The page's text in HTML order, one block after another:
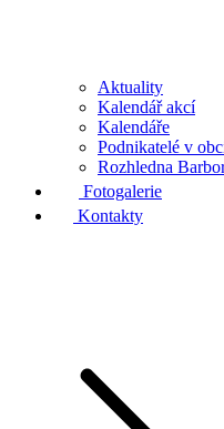
Aktuality
Kalendář akcí
Kalendáře
Podnikatelé v
Rozhledna
Fotogalerie
Kontakty